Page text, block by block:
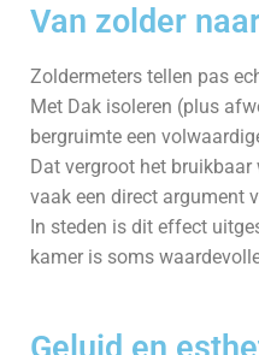
Van zolder
Zoldermeters tellen pas
Met Dak isoleren (plus
bergruimte een
Dat vergroot het
vaak een direct argument
In steden is dit effect
kamer is soms